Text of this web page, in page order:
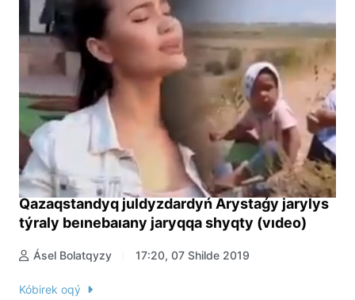
Qazaqstandyq juldyzdardyń Arystaǵy jarylys
týraly beınebaıany jaryqqa shyqty (vıdeo)
Ásel Bolatqyzy 17:20, 07 Shilde 2019
Kóbirek oqý